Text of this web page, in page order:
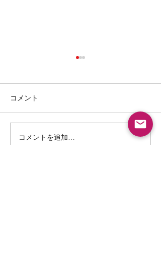
技術革新が自動車産業に
コメント
コメントを追加…